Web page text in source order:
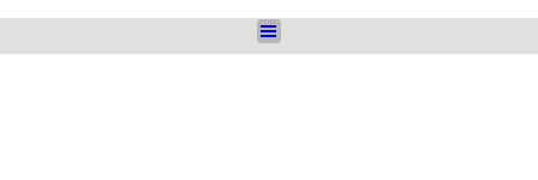
Menü überspringen